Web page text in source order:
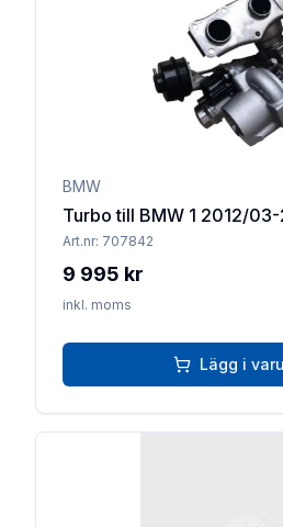
BMW
Turbo till BMW 1 2012/03-
Art.nr: 707842
9 995 kr
inkl. moms
Lägg i